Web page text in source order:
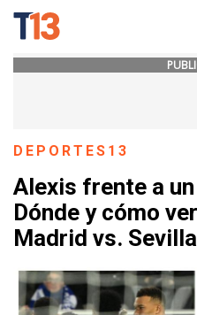
DEPORTES13
Alexis frente a
Dónde y cómo
Madrid vs.